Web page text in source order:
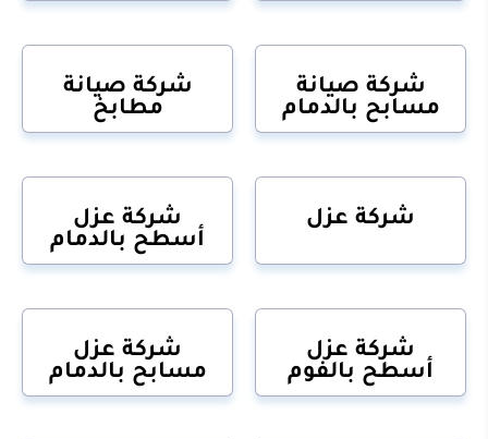
شركة صيانة
مسابح بالدمام
شركة صيانة
مطابخ
شركة عزل
شركة عزل
أسطح بالدمام
شركة عزل
أسطح بالفوم
شركة عزل
مسابح بالدمام